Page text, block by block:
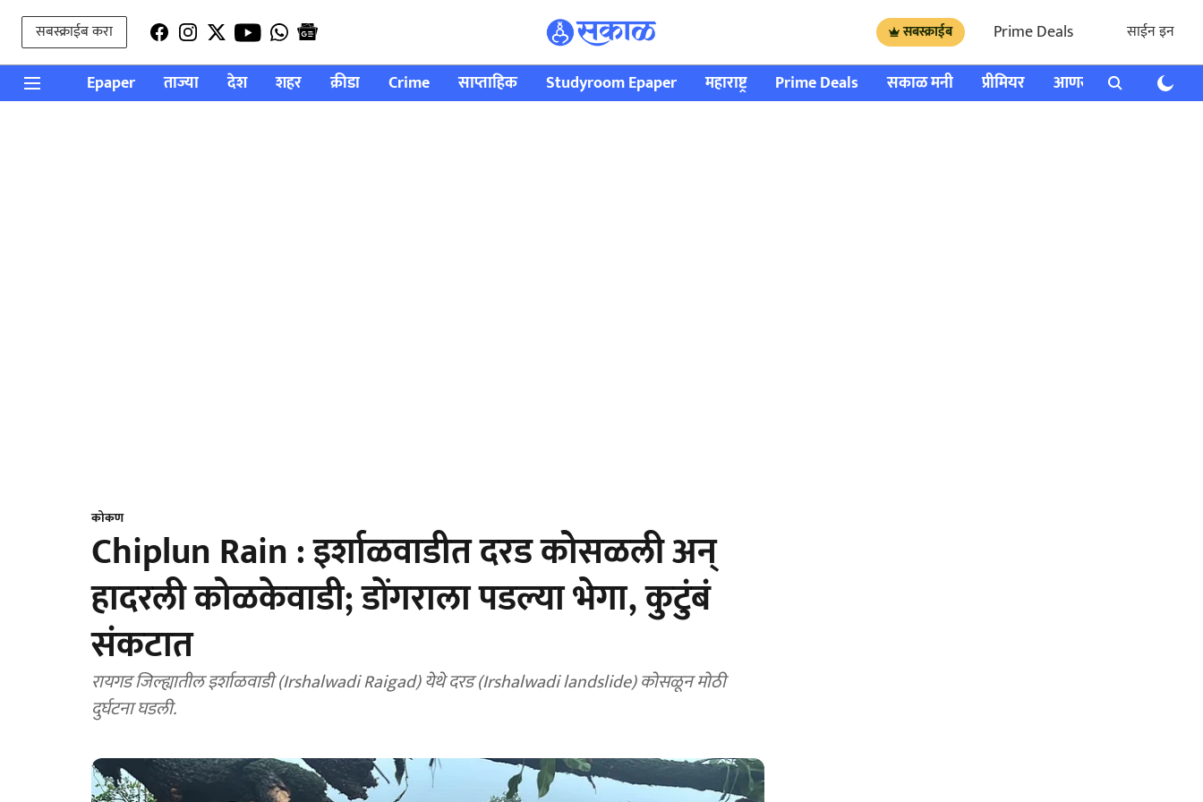
सबस्क्राईब करा सबस्क्राईब Prime Deals साईन इन
Epaper ताज्या देश शहर क्रीडा Crime साप्ताहिक Studyroom Epaper महाराष्ट्र Prime Deals सकाळ मनी प्रीमियर आणखी राशी भविष्य
कोकण
Chiplun Rain : इर्शाळवाडीत दरड कोसळली अन्
हादरली कोळकेवाडी; डोंगराला पडल्या भेगा, कुटुंबं
संकटात
रायगड जिल्ह्यातील इर्शाळवाडी (Irshalwadi Raigad) येथे दरड (Irshalwadi landslide) कोसळून मोठी
दुर्घटना घडली.